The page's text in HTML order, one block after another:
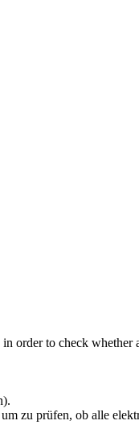
order to check whether
zu prüfen, ob alle